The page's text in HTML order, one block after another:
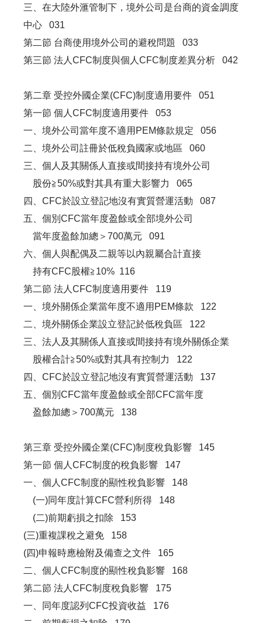
三、在大陸外滙管制下，境外公司是台商的資金調度
中心 031
第二節 台商使用境外公司的避稅問題 033
第三節 法人CFC制度與個人CFC制度差異分析 042
第二章 受控外國企業(CFC)制度適用要件 051
第一節 個人CFC制度適用要件 053
一、境外公司當年度不適用PEM條款規定 056
二、境外公司註冊於低稅負國家或地區 060
三、個人及其關係人直接或間接持有境外公司
股份≧50%或對其具有重大影響力 065
四、CFC於設立登記地沒有實質營運活動 087
五、個別CFC當年度盈餘或全部境外公司
當年度盈餘加總＞700萬元 091
六、個人與配偶及二親等以內親屬合計直接
持有CFC股權≧10% 116
第二節 法人CFC制度適用要件 119
一、境外關係企業當年度不適用PEM條款 122
二、境外關係企業設立登記於低稅負區 122
三、法人及其關係人直接或間接持有境外關係企業
股權合計≧50%或對其具有控制力 122
四、CFC於設立登記地沒有實質營運活動 137
五、個別CFC當年度盈餘或全部CFC當年度
盈餘加總＞700萬元 138
第三章 受控外國企業(CFC)制度稅負影響 145
第一節 個人CFC制度的稅負影響 147
一、個人CFC制度的顯性稅負影響 148
(一)同年度計算CFC營利所得 148
(二)前期虧損之扣除 153
(三)重複課稅之避免 158
(四)申報時應檢附及備查之文件 165
二、個人CFC制度的顯性稅負影響 168
第二節 法人CFC制度稅負影響 175
一、同年度認列CFC投資收益 176